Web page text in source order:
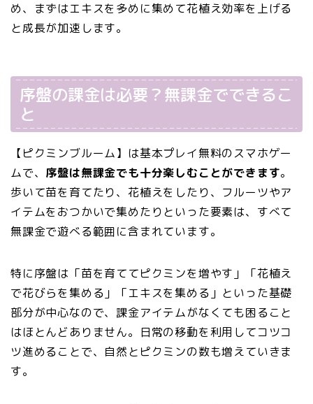
め、まずはエキスを多めに集めて花植え効率を上げる
と成長が加速します。
序盤の課金は必要？無課金でできるこ
と
【ピクミンブルーム】は基本プレイ無料のスマホゲー
ムで、 序盤は無課金でも十分楽しむことができます。
歩いて苗を育てたり、花植えをしたり、フルーツやア
イテムをおつかいで集めたりといった要素は、すべて
無課金で遊べる範囲に含まれています。
特に序盤は「苗を育ててピクミンを増やす」「花植え
で花びらを集める」「エキスを集める」といった基礎
部分が中心なので、課金アイテムがなくても困ること
はほとんどありません。日常の移動を利用してコツコ
ツ進めることで、自然とピクミンの数も増えていきま
す。